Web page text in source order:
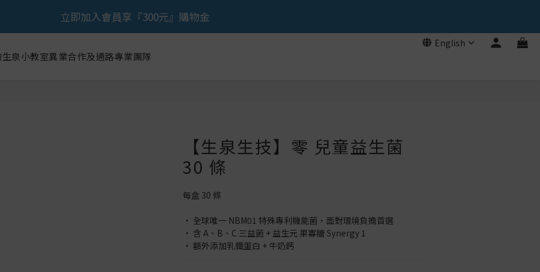
🎉 歡慶88節，滿額送膠原蛋白正貨！！
立即加入會員享『300元』購物金
🎉 歡慶88節，滿額送膠原蛋白正貨！！ English
生泉小教室異業合作及通路專業團隊
【生泉生技】零 兒童益生菌
30 條
每盒 30 條
• 全球唯一 NBM01 特殊專利機能菌，面對環境負擔首選
• 含 A、B、C 三益菌 + 益生元 果寡糖 Synergy 1
• 額外添加乳鐵蛋白 + 牛奶鈣